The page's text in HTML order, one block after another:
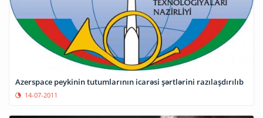
Azerspace peykinin tutumlarının icarəsi şərtlərini razılaşdırılıb
14-07-2011